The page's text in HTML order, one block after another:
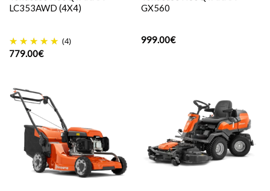
LC353AWD (4X4)
(4)
779.00€
GX560
999.00€